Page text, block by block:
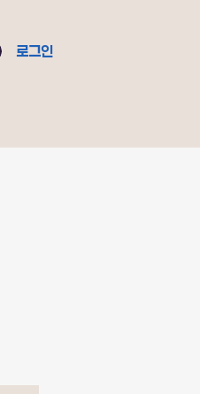
로그인